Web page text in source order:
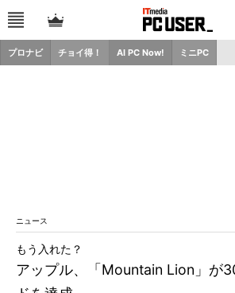
プロナビ チョイ得！ AI PC Now! ミニPC
ニュース
アップル、「Mountain Lion」が
もう入れた？